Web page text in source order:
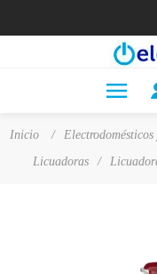
Inicio / Electrodomésticos
Licuadoras
/